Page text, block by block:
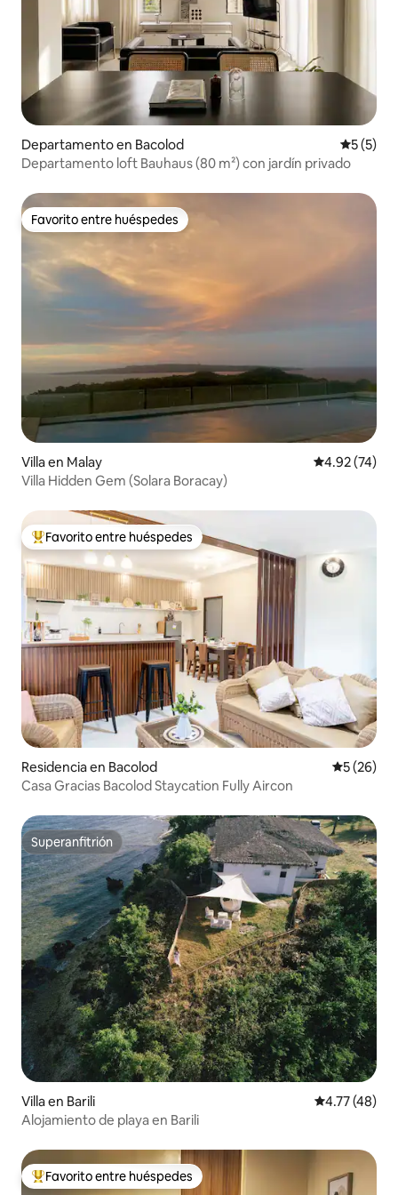
Departamento en Bacolod
5 (5)
Departamento loft Bauhaus (80 m²) con jardín privado
Favorito entre huéspedes
Favorito entre huéspedes
Villa en Malay Calificación
4.92 (74)
Villa Hidden Gem (Solara Boracay)
De los mejores en Favorito entre huéspedes
Favorito entre huéspedes
Residencia en Bacolod
5 (26)
Casa Gracias Bacolod Staycation Fully Aircon
Superanfitrión
Superanfitrión
Villa en Barili Calificación
4.77 (48)
Alojamiento de playa en Barili
De los mejores en Favorito entre huéspedes
Favorito entre huéspedes